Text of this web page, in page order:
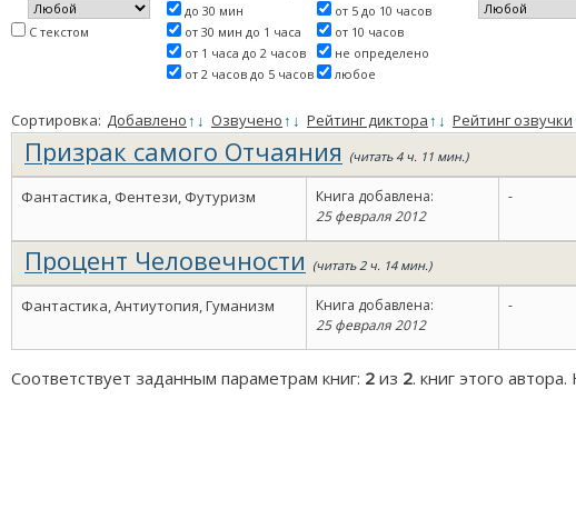
С текстом
до 30 мин
от 30 мин до 1 часа
от 1 часа до 2 часов
от 2 часов до 5 часов
от 5 до 10 часов
от 10 часов
не определено
любое
Сортировка: Добавлено↑ ↓ Озвучено↑ ↓ Рейтинг диктора↑ ↓ Рейтинг озвучки
Призрак самого Отчаяния (читать 4 ч. 11 мин.)
Фантастика, Фентези, Футуризм
Книга добавлена:
25 февраля 2012
-
Процент Человечности (читать 2 ч. 14 мин.)
Фантастика, Антиутопия, Гуманизм
Книга добавлена:
25 февраля 2012
-
Соответствует заданным параметрам книг: 2 из 2. книг этого